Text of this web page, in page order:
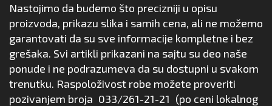
Nastojimo da budemo što precizniji u opisu
proizvoda, prikazu slika i samih cena, ali ne možemo
garantovati da su sve informacije kompletne i bez
grešaka. Svi artikli prikazani na sajtu su deo naše
ponude i ne podrazumeva da su dostupni u svakom
trenutku. Raspoloživost robe možete proveriti
pozivanjem broja 033/261-21-21 (po ceni lokalnog